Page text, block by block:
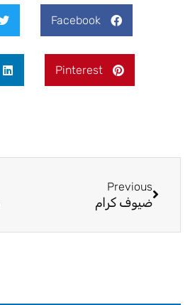
Facebook
Pinterest
Previous
ضيوف كرام